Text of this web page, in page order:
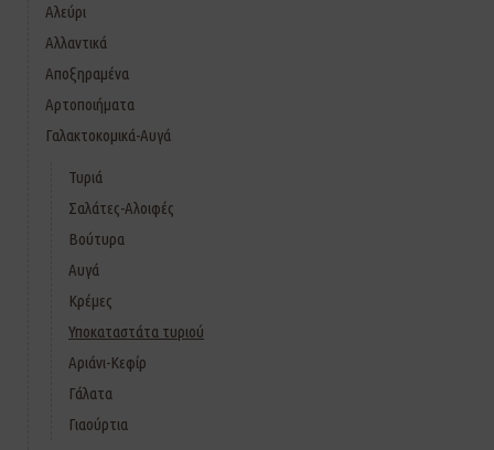
Αλεύρι
Αλλαντικά
Αποξηραμένα
Αρτοποιήματα
Γαλακτοκομικά-Αυγά
Τυριά
Σαλάτες-Αλοιφές
Βούτυρα
Αυγά
Κρέμες
Υποκαταστάτα τυριού
Αριάνι-Κεφίρ
Γάλατα
Γιαούρτια